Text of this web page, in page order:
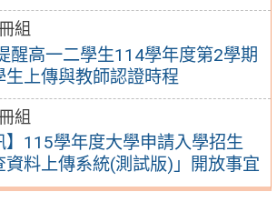
組
醒高一二學生114學年度第2學期
生上傳與教師認證時程
組
】115學年度大學申請入學招生
資料上傳系統(測試版)」開放事宜